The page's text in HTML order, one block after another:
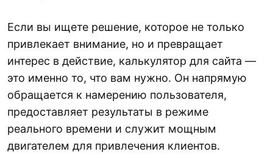
Если вы ищете решение, которое не только
привлекает внимание, но и превращает
интерес в действие, калькулятор для сайта —
это именно то, что вам нужно. Он напрямую
обращается к намерению пользователя,
предоставляет результаты в режиме
реального времени и служит мощным
двигателем для привлечения клиентов.